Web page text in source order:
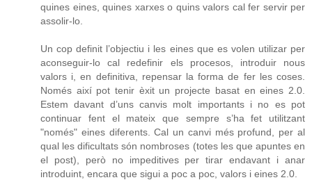
quines eines, quines xarxes o quins valors cal fer servir per
assolir-lo.
Un cop definit l’objectiu i les eines que es volen utilizar per
aconseguir-lo cal redefinir els procesos, introduir nous
valors i, en definitiva, repensar la forma de fer les coses.
Només així pot tenir èxit un projecte basat en eines 2.0.
Estem davant d’uns canvis molt importants i no es pot
continuar fent el mateix que sempre s’ha fet utilitzant
"només" eines diferents. Cal un canvi més profund, per al
qual les dificultats són nombroses (totes les que apuntes en
el post), però no impeditives per tirar endavant i anar
introduint, encara que sigui a poc a poc, valors i eines 2.0.